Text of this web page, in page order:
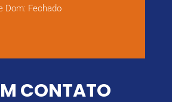
Dom: Fechado
CONTATO